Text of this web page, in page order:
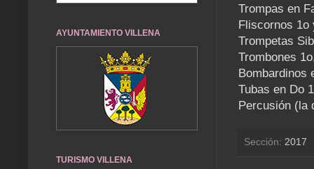
Trompas en
Fliscornos 1o
Trompetas
Trombones
Bombardinos
Tubas en Do
Percusión (la
Sección: 2017
AYUNTAMIENTO VILLENA
TURISMO VILLENA